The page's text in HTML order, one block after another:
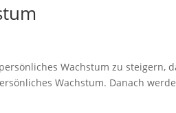
Wachstum zu steigern,
Wachstum. Danach